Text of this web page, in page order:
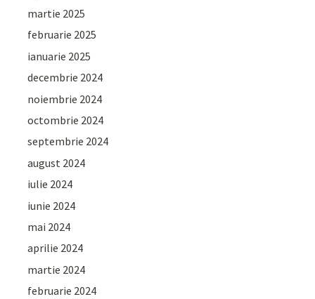
martie 2025
februarie 2025
ianuarie 2025
decembrie 2024
noiembrie 2024
octombrie 2024
septembrie 2024
august 2024
iulie 2024
iunie 2024
mai 2024
aprilie 2024
martie 2024
februarie 2024